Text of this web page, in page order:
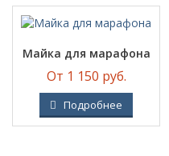
Майка для марафона
От 1 150 руб.
Подробнее